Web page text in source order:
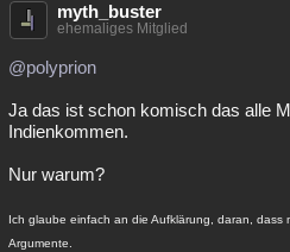
myth_buster
ehemaliges Mitglied
@polyprion
Ja das ist schon komisch das alle
Indienkommen.
Nur warum?
Ich glaube einfach an die Aufklärung, daran, dass
Argumente.